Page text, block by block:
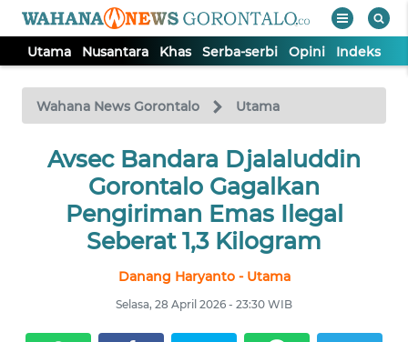
Utama Nusantara Khas Serba-serbi Opini Indeks
Wahana News Gorontalo Utama
Avsec Bandara Djalaluddin
Gorontalo Gagalkan
Pengiriman Emas Ilegal
Seberat 1,3 Kilogram
Danang Haryanto - Utama
Selasa, 28 April 2026 - 23:30 WIB
TV
Tutup
UTAMA
NUSANTARA
SERBI